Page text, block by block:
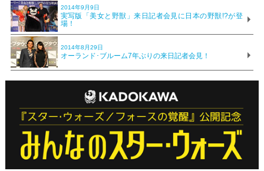
2014年9月9日
実写版「美女と野獣」来日記者会見に日本の野獣!?が登
場！
2014年8月29日
オーランド･ブルーム7年ぶりの来日記者会見！